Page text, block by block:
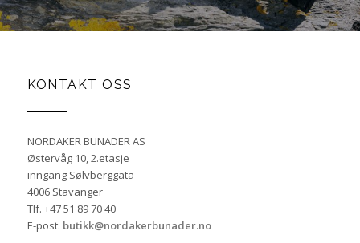
KONTAKT OSS
NORDAKER BUNADER AS
Østervåg 10, 2.etasje
inngang Sølvberggata
4006 Stavanger
Tlf. +47 51 89 70 40
E-post: butikk@nordakerbunader.no